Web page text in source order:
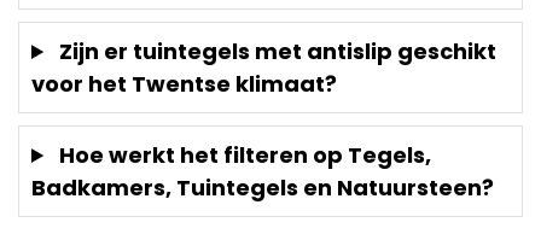
Zijn er tuintegels met antislip geschikt
voor het Twentse klimaat?
Hoe werkt het filteren op Tegels,
Badkamers, Tuintegels en Natuursteen?